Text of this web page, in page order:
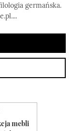
germańska.